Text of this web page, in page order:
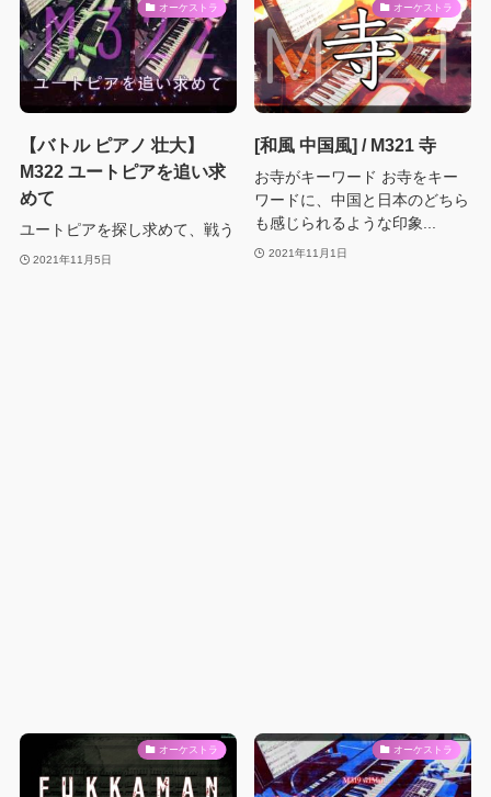
オーケストラ
【バトル ピアノ 壮大】
M322 ユートピアを追い求
めて
ユートピアを探し求めて、戦う
2021年11月5日
オーケストラ
[和風 中国風] / M321 寺
お寺がキーワード お寺をキー
ワードに、中国と日本のどちら
も感じられるような印象...
2021年11月1日
オーケストラ オーケストラ